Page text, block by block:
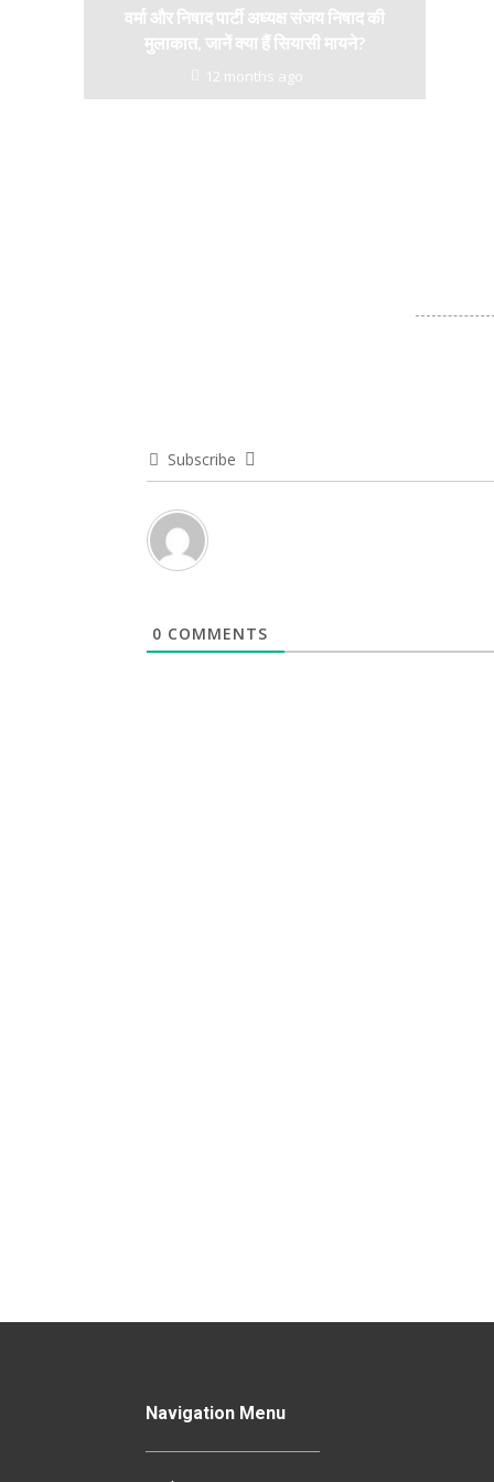
वर्मा और निषाद पार्टी अध्यक्ष संजय निषाद की
मुलाकात, जानें क्या हैं सियासी मायने?
12 months ago
Subscribe
0 COMMENTS
Navigation Menu